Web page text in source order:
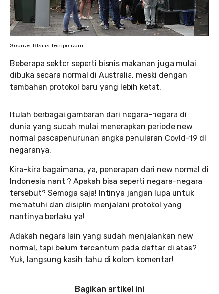
Source: BIsnis.tempo.com
Beberapa sektor seperti bisnis makanan juga mulai
dibuka secara normal di Australia, meski dengan
tambahan protokol baru yang lebih ketat.
Itulah berbagai gambaran dari negara-negara di
dunia yang sudah mulai menerapkan periode new
normal pascapenurunan angka penularan Covid-19 di
negaranya.
Kira-kira bagaimana, ya, penerapan dari new normal di
Indonesia nanti? Apakah bisa seperti negara-negara
tersebut? Semoga saja! Intinya jangan lupa untuk
mematuhi dan disiplin menjalani protokol yang
nantinya berlaku ya!
Adakah negara lain yang sudah menjalankan new
normal, tapi belum tercantum pada daftar di atas?
Yuk, langsung kasih tahu di kolom komentar!
Bagikan artikel ini